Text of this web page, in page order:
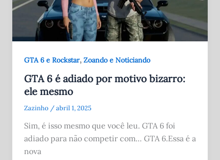
GTA 6 e Rockstar, Zoando e Noticiando
GTA 6 é adiado por motivo bizarro:
ele mesmo
Zazinho /abril 1, 2025
Sim, é isso mesmo que você leu. GTA 6 foi
adiado para não competir com… GTA 6.Essa é a
nova